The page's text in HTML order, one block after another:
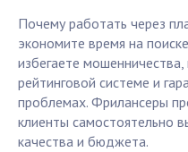
Почему работать через
экономите время на
избегаете
рейтинговой системе и
проблемах. Фрилансеры
клиенты самостоятельно
качества и бюджета.